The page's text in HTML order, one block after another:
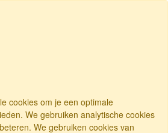
cookies om je een optimale
We gebruiken analytische cookies
We gebruiken cookies van